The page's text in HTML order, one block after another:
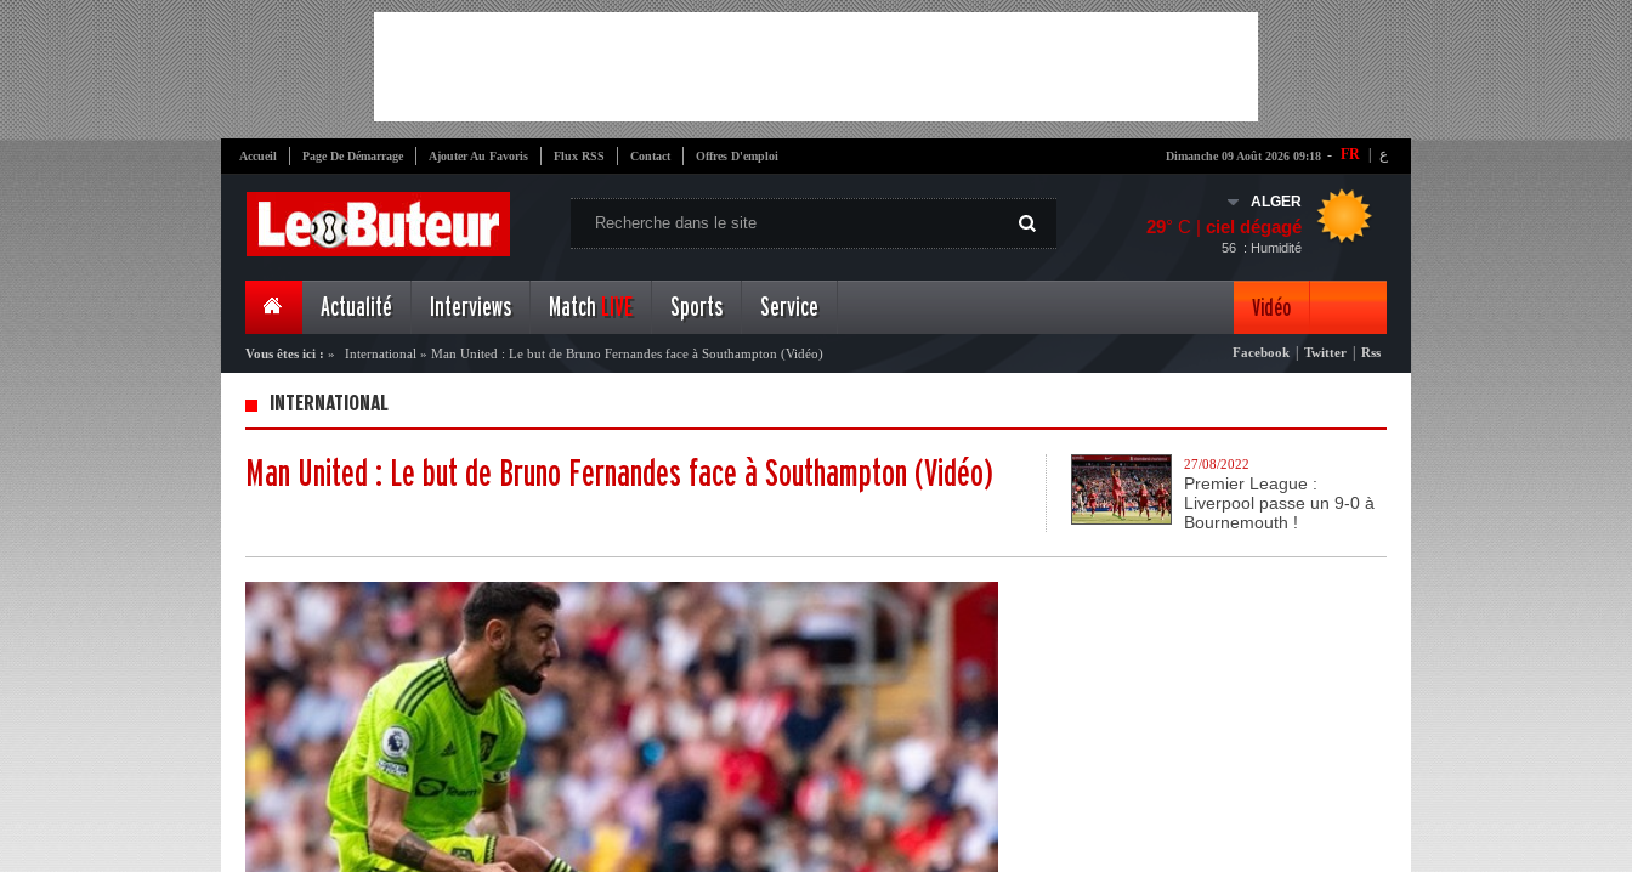
- FR ع Accueil Page De Démarrage Ajouter Au Favoris Flux RSS Contact Offres D'emploi Dimanche 09 Août 2026 09:18
ALGER
29° C | ciel dégagé
: Humidité
56
Actualité Interviews Match LIVE Sports Service Vidéo
Photo
Vous êtes ici : » International » Man United : Le but de Bruno Fernandes face à Southampton (Vidéo) Facebook Twitter Rss
INTERNATIONAL
Man United : Le but de Bruno Fernandes face à Southampton (Vidéo) 27/08/2022
Premier League :
Liverpool passe un 9-0 à
Bournemouth !